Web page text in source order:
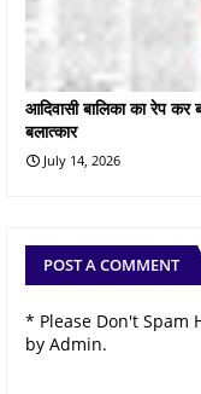
आदिवासी बालिका का रेप कर
बलात्कार
July 14, 2026
POST A COMMENT
* Please Don't Spam
by Admin.